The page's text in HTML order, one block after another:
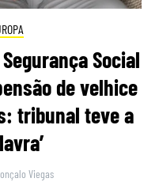
Social
de velhice
tribunal teve a
Viegas